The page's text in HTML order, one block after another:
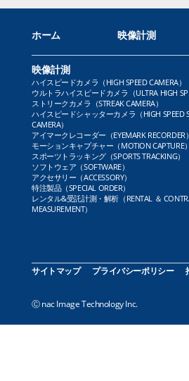
ホーム 映像計測
映像計測
ハイスピードカメラ（HIGH SPEED CAMERA）
ウルトラハイスピードカメラ（ULTRA HIGH
ストリークカメラ（STREAK CAMERA）
ハイスピードシャッターカメラ（HIGH SPEED
CAMERA）
アイマークレコーダー（EYEMARK RECORDER）
モーションキャプチャー（MOTION CAPTURE）
スポーツトラッキング（SPORTS TRACKING）
ソフトウェア（SOFTWARE）
アクセサリー（ACCESSORY）
特注製品（SPECIAL ORDER）
レンタル&受託計測・解析（RENTAL ＆
MEASUREMENT）
サイトマップ プライバシーポリシー
Ⓒ nac Image Technology Inc.